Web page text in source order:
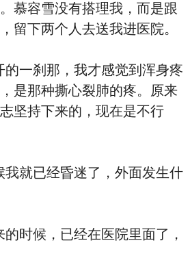
慕容雪没有搭理我，而是跟
留下两个人去送我进医院。
刹那，我才感觉到浑身疼
是那种撕心裂肺的疼。原来
坚持下来的，现在是不行
已经昏迷了，外面发生什
候，已经在医院里面了，